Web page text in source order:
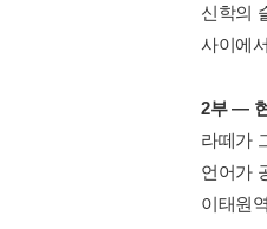
신학의
사이에
2부 ―
라떼가
언어가
이태원